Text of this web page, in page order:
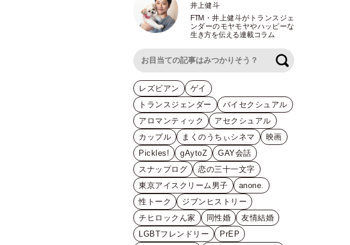
井上健斗
FTM ・井上健斗がトランスジェ
ンダーのモヤモヤやハッピーな
生き方を伝える連載コラム
レズビアン
ゲイ
トランスジェンダー
バイセクシュアル
アロマンティック
アセクシュアル
カップル
まくのうちぃシネマ
映画
Pickles!
gAytoZ
GAY会話
スナップログ
恋の三十一文字
東京アイスクリーム男子
anone.
性トーク
ジブンヒストリー
チヒロックん家
同性婚
友情結婚
LGBTフレンドリー
PrEP